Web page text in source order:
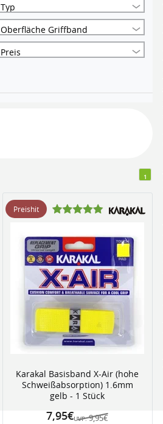
Typ
Oberfläche Griffband
Preis
1
Karakal Basisband X-Air (hohe
Schweißabsorption) 1.6mm
gelb - 1 Stück
UVP: 9,95€
7,95€
Preishit